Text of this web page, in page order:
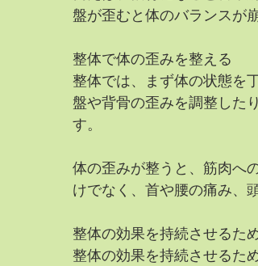
盤が歪むと体のバランスが
整体で体の歪みを整える
整体では、まず体の状態を
盤や背骨の歪みを調整した
す。
体の歪みが整うと、筋肉へ
けでなく、首や腰の痛み、
整体の効果を持続させるた
整体の効果を持続させるた